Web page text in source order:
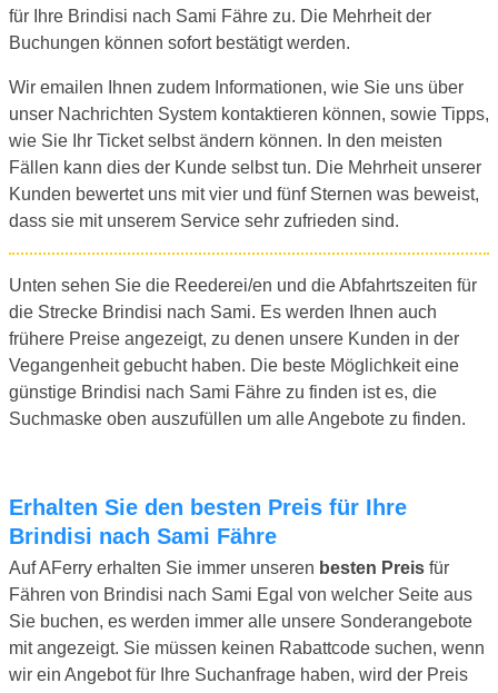
für Ihre Brindisi nach Sami Fähre zu. Die Mehrheit der
Buchungen können sofort bestätigt werden.
Wir emailen Ihnen zudem Informationen, wie Sie uns über
unser Nachrichten System kontaktieren können, sowie Tipps,
wie Sie Ihr Ticket selbst ändern können. In den meisten
Fällen kann dies der Kunde selbst tun. Die Mehrheit unserer
Kunden bewertet uns mit vier und fünf Sternen was beweist,
dass sie mit unserem Service sehr zufrieden sind.
Unten sehen Sie die Reederei/en und die Abfahrtszeiten für
die Strecke Brindisi nach Sami. Es werden Ihnen auch
frühere Preise angezeigt, zu denen unsere Kunden in der
Vegangenheit gebucht haben. Die beste Möglichkeit eine
günstige Brindisi nach Sami Fähre zu finden ist es, die
Suchmaske oben auszufüllen um alle Angebote zu finden.
Erhalten Sie den besten Preis für Ihre
Brindisi nach Sami Fähre
Auf AFerry erhalten Sie immer unseren besten Preis für
Fähren von Brindisi nach Sami Egal von welcher Seite aus
Sie buchen, es werden immer alle unsere Sonderangebote
mit angezeigt. Sie müssen keinen Rabattcode suchen, wenn
wir ein Angebot für Ihre Suchanfrage haben, wird der Preis